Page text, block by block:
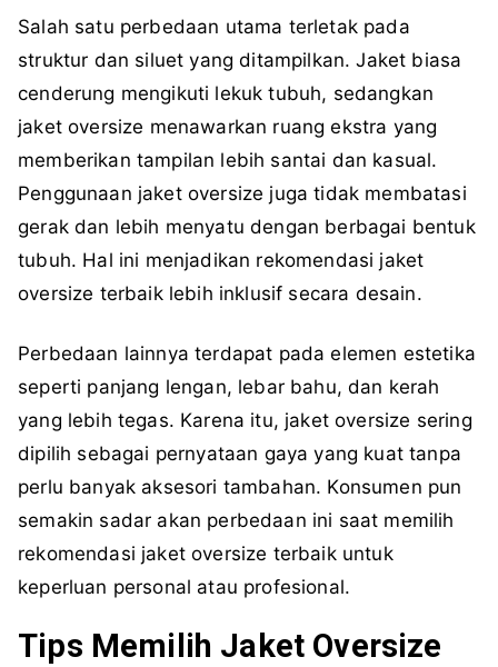
Salah satu perbedaan utama terletak pada
struktur dan siluet yang ditampilkan. Jaket biasa
cenderung mengikuti lekuk tubuh, sedangkan
jaket oversize menawarkan ruang ekstra yang
memberikan tampilan lebih santai dan kasual.
Penggunaan jaket oversize juga tidak membatasi
gerak dan lebih menyatu dengan berbagai bentuk
tubuh. Hal ini menjadikan rekomendasi jaket
oversize terbaik lebih inklusif secara desain.
Perbedaan lainnya terdapat pada elemen estetika
seperti panjang lengan, lebar bahu, dan kerah
yang lebih tegas. Karena itu, jaket oversize sering
dipilih sebagai pernyataan gaya yang kuat tanpa
perlu banyak aksesori tambahan. Konsumen pun
semakin sadar akan perbedaan ini saat memilih
rekomendasi jaket oversize terbaik untuk
keperluan personal atau profesional.
Tips Memilih Jaket Oversize